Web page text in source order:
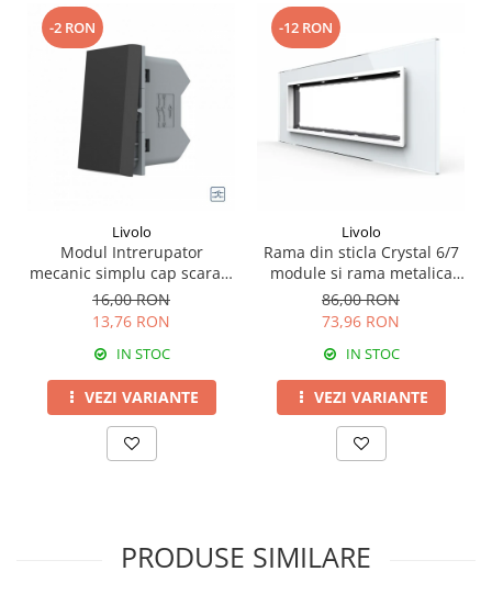
-2 RON
Livolo
Modul Intrerupator
mecanic simplu cap scara 1
M,Livolo
16,00 RON
13,76 RON
IN STOC
VEZI VARIANTE
-12 RON
Livolo
Rama din sticla Crystal 6/7
module si rama metalica
Livolo, standard Italian
86,00 RON
73,96 RON
IN STOC
VEZI VARIANTE
PRODUSE SIMILARE